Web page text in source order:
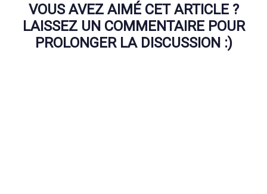
VOUS AVEZ AIMÉ CET ARTICLE ?
LAISSEZ UN COMMENTAIRE POUR
PROLONGER LA DISCUSSION :)